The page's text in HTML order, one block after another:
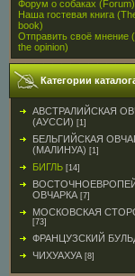
Форум о собаках (Forum)
Наша гостевая книга
book)
Отправить своё мнение
the opinion)
Категории
АВСТРАЛИЙСКАЯ
(АУССИ) [1]
БЕЛЬГИЙСКАЯ
(МАЛИНУА) [1]
БИГЛЬ [14]
ОВЧАРКА [7]
МОСКОВСКАЯ
[73]
ФРАНЦУЗСКИЙ
ЧИХУАХУА [8]